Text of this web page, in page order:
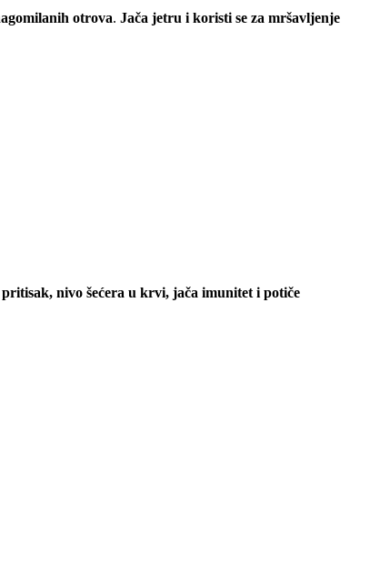
otrova. Jača jetru i koristi se za mršavljenje
nivo šećera u krvi, jača imunitet i potiče